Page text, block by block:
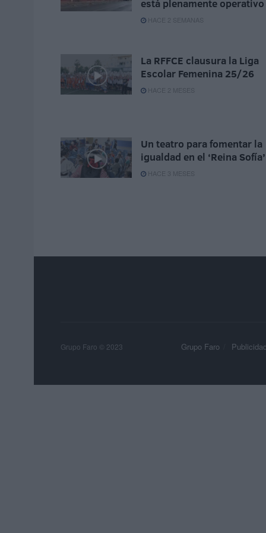
está plenamente operativo
HACE 2 SEMANAS
La RFFCE clausura la Liga
Escolar Femenina 25/26
HACE 2 MESES
Un teatro para fomentar la
igualdad en el ‘Reina Sofía’
HACE 3 MESES
Grupo Faro Publicidad
Grupo Faro © 2023